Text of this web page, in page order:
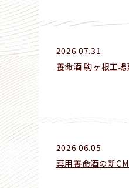
2026.07.31
養命酒 駒ヶ根工
2026.06.05
薬用養命酒の新